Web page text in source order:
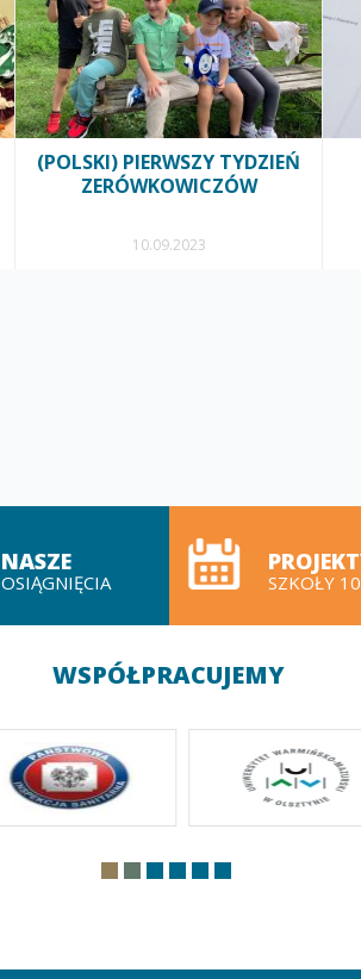
(POLSKI) PIERWSZY TYDZIEŃ
ZERÓWKOWICZÓW
10.09.2023
NASZE
OSIĄGNIĘCIA SZKOŁY
WSPÓŁPRACUJEMY